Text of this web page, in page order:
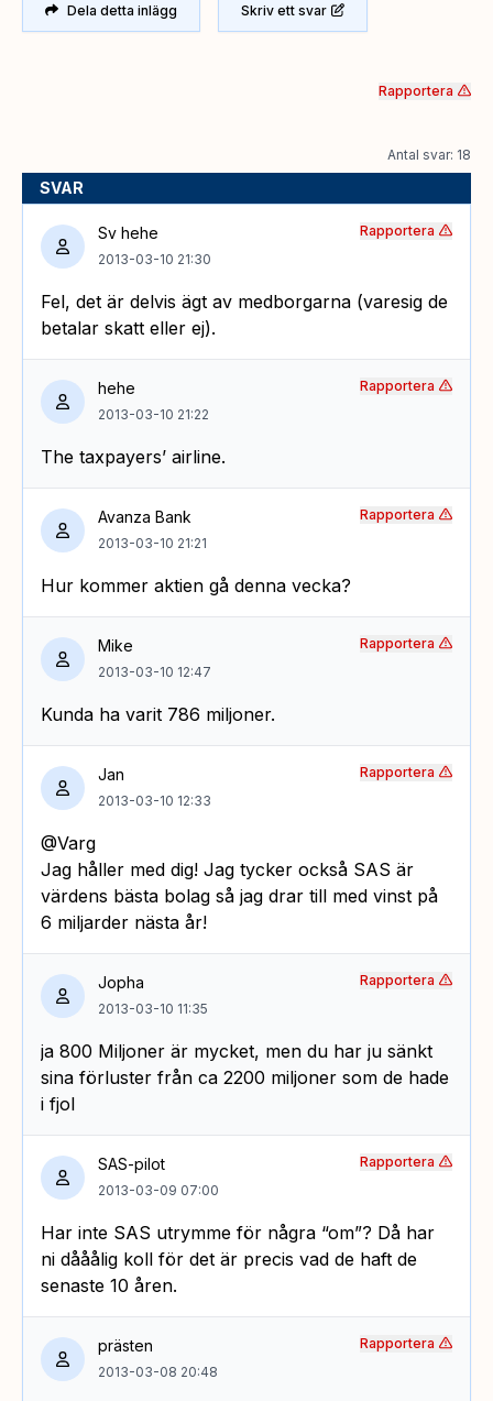
Dela detta inlägg Skriv ett svar
Rapportera
Antal svar: 18
SVAR
Sv hehe
2013-03-10 21:30
Fel, det är delvis ägt av medborgarna (varesig de
betalar skatt eller ej).
Rapportera
hehe
2013-03-10 21:22
The taxpayers’ airline.
Rapportera
Avanza Bank
2013-03-10 21:21
Hur kommer aktien gå denna vecka?
Rapportera
Mike
2013-03-10 12:47
Kunda ha varit 786 miljoner.
Rapportera
Jan
2013-03-10 12:33
@Varg
Jag håller med dig! Jag tycker också SAS är
värdens bästa bolag så jag drar till med vinst på
6 miljarder nästa år!
Rapportera
Jopha
2013-03-10 11:35
ja 800 Miljoner är mycket, men du har ju sänkt
sina förluster från ca 2200 miljoner som de hade
i fjol
Rapportera
SAS-pilot
2013-03-09 07:00
Har inte SAS utrymme för några “om”? Då har
ni dååålig koll för det är precis vad de haft de
senaste 10 åren.
Rapportera
prästen
2013-03-08 20:48
Rapportera